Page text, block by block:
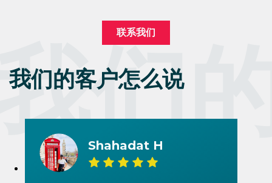
联系我们
们
我们的客户怎么说
Shahadat H